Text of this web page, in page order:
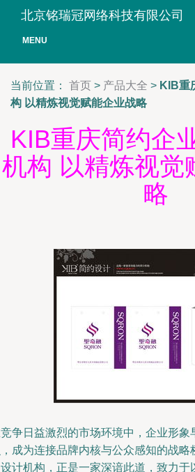
北京铭瑞冠网络科技有限公司
MENU
当前位置： 首页 > 产品大全 > KIB重
构 以精炼视觉赋能企业战略
KIB重庆简约企
机构 以精炼视觉
略
争日益激烈的市场环境中，企业形象
成为连接品牌内核与公众感知的战
计机构，正是一家深谙此道，致力于